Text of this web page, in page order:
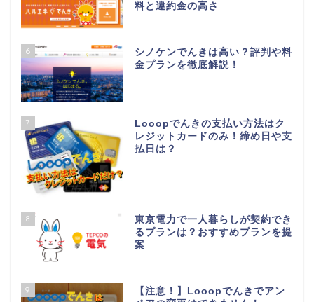
料と違約金の高さ
6
シノケンでんきは高い？評判や料
金プランを徹底解説！
7
Looopでんきの支払い方法はク
レジットカードのみ！締め日や支
払日は？
8
東京電力で一人暮らしが契約でき
るプランは？おすすめプランを提
案
9
【注意！】Looopでんきでアン